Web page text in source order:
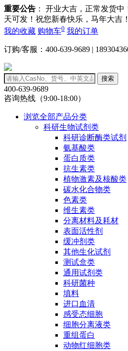
重要公告 ： 开业大吉，正常发货
天可发！祝您新春快乐，马年大吉！
我的收藏 购物车0 我的订单
订购/客服：400-639-9689 |
搜索
400-639-9689
咨询热线（9:00-18:00）
浏览全部产品分类
科研生物试剂类
科研诊断酶类试剂
氨基酸类
蛋白质类
抗生素类
植物激素及核酸类
碳水化合物类
色素类
维生素类
分离材料及耗材
表面活性剂
缓冲剂类
其他生化试剂
测试盒类
通用试剂类
科研菌种
填料
进口血清
感受态细胞
细胞分离液类
重组蛋白
动物红细胞类